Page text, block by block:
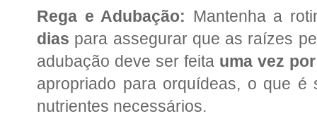
Rega e Adubação: Mantenha a
dias para assegurar que as raízes
adubação deve ser feita uma vez
apropriado para orquídeas, o que é
nutrientes necessários.